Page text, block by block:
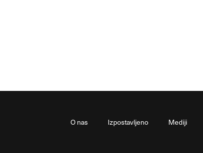
O nas Izpostavljeno Mediji